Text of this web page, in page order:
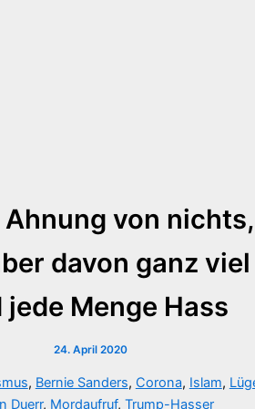
Ahnung von nichts,
davon ganz viel
jede Menge Hass
24. April 2020
, Bernie Sanders, Corona, Islam,
Duerr, Mordaufruf, Trump-Hasser